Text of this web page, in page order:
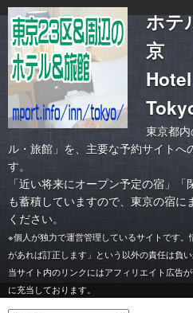
ホテ
京
東京都
ル・旅館」を、主要な予約サイトへ
す。
「近い将来にオープン予定の宿 」「
も蓄積していますので、東京の宿
ください。
※個人が独力で運営管理しているサイトです
があれば訂正します」という以外の責任は負い
当サイト内のリンクにはアフィリエイト広告
に充当しております。